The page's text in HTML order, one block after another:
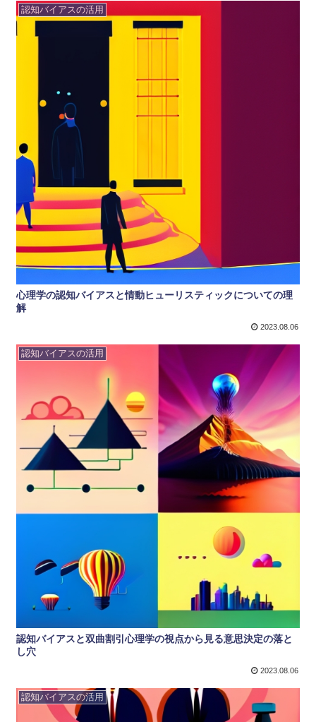
認知バイアスの活用
心理学の認知バイアスと情動ヒューリスティックについての理
解
2023.08.06
認知バイアスの活用
認知バイアスと双曲割引心理学の視点から見る意思決定の落と
し穴
2023.08.06
認知バイアスの活用